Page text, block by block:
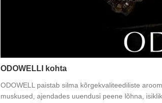
ODOWELLI kohta
ODOWELL paistab silma kõrgekvaliteediliste
muskused, ajendades uuendusi peene lõhna,